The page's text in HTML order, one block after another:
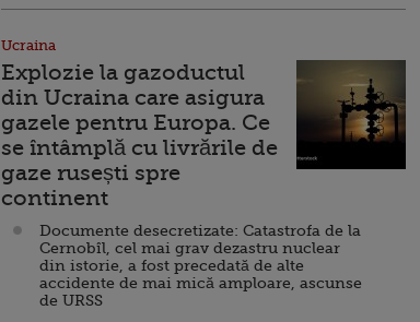
Ucraina
Explozie la gazoductul
din Ucraina care asigura
gazele pentru Europa. Ce
se întâmplă cu livrările de
gaze rusești spre
continent
Documente desecretizate: Catastrofa de la
Cernobîl, cel mai grav dezastru nuclear
din istorie, a fost precedată de alte
accidente de mai mică amploare, ascunse
de URSS